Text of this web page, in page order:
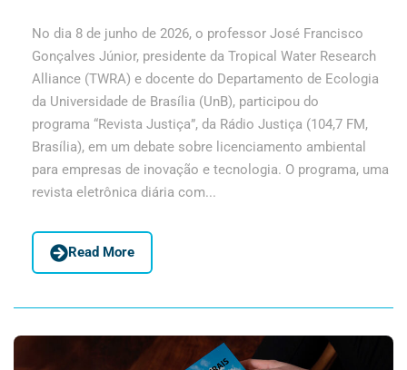
No dia 8 de junho de 2026, o professor José Francisco
Gonçalves Júnior, presidente da Tropical Water Research
Alliance (TWRA) e docente do Departamento de Ecologia
da Universidade de Brasília (UnB), participou do
programa “Revista Justiça”, da Rádio Justiça (104,7 FM,
Brasília), em um debate sobre licenciamento ambiental
para empresas de inovação e tecnologia. O programa, uma
revista eletrônica diária com...
Read More